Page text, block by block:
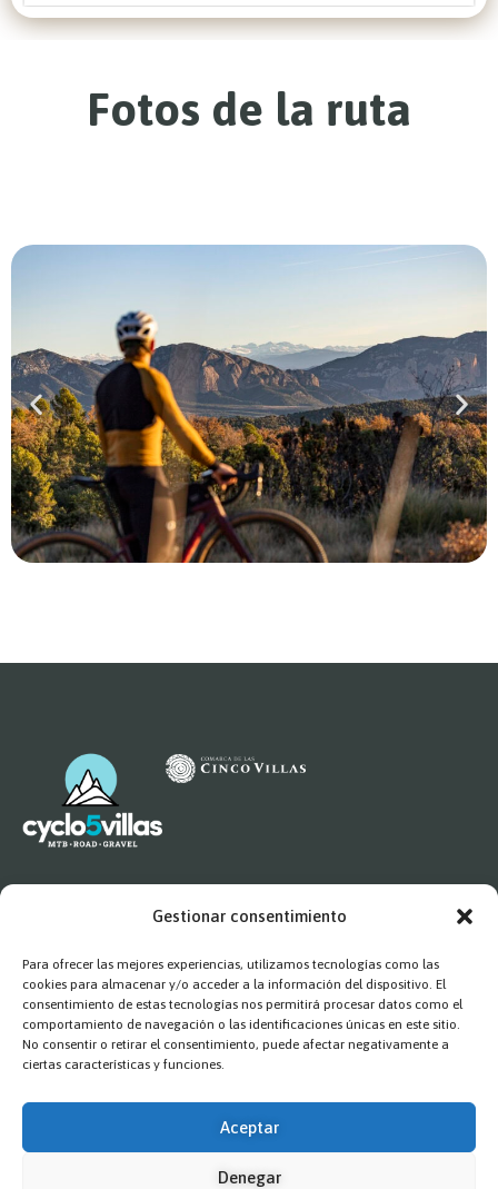
Gestionar consentimiento
Para ofrecer las mejores experiencias, utilizamos tecnologías como las
cookies para almacenar y/o acceder a la información del dispositivo. El
consentimiento de estas tecnologías nos permitirá procesar datos como el
comportamiento de navegación o las identificaciones únicas en este sitio.
No consentir o retirar el consentimiento, puede afectar negativamente a
ciertas características y funciones.
Aceptar
Denegar
Fotos de la ruta
Aviso Legal
Política de privacidad
Política de cookies
deportes2@comarcacincovillas.es